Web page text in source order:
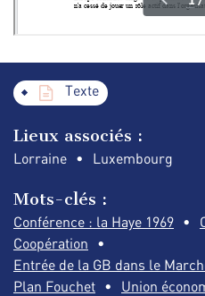
Texte
Lieux associés :
Lorraine Luxembourg
Mots-clés :
Conférence : la Haye 1969
Coopération
Entrée de la GB dans le
Plan Fouchet
Union